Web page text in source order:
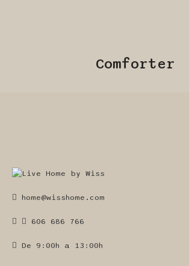
Comforter
home@wisshome.com
606 686 766
De 9:00h a 13:00h